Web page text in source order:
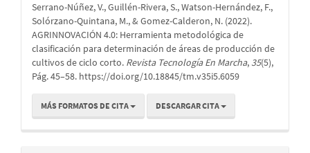
artículo
Serrano-Núñez, V., Guillén-Rivera, S., Watson-Hernández, F.,
Solórzano-Quintana, M., & Gomez-Calderon, N. (2022).
AGRINNOVACIÓN 4.0: Herramienta metodológica de
clasificación para determinación de áreas de producción de
cultivos de ciclo corto. Revista Tecnología En Marcha, 35(5),
Pág. 45–58. https://doi.org/10.18845/tm.v35i5.6059
MÁS FORMATOS DE CITA DESCARGAR CITA